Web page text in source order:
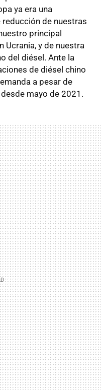
ya era una
de nuestras
principal
Ucrania, y de nuestra
del diésel. Ante la
de diésel chino
a pesar de
mayo de 2021.